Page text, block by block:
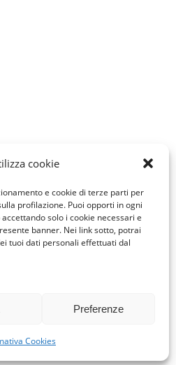
cookie
e cookie di terze parti per
profilazione. Puoi opporti in ogni
solo i cookie necessari e
banner. Nei link sotto, potrai
tuoi dati personali effettuati dal
Preferenze
Cookies